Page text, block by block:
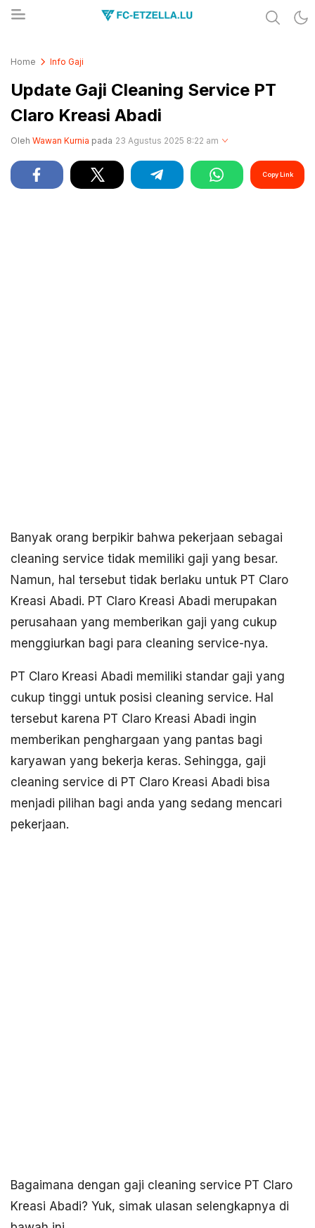
Home Info Gaji
Update Gaji Cleaning Service PT
Claro Kreasi Abadi
Oleh Wawan Kurnia pada 23 Agustus 2025 8:22 am
Copy Link
Banyak orang berpikir bahwa pekerjaan sebagai
cleaning service tidak memiliki gaji yang besar.
Namun, hal tersebut tidak berlaku untuk PT Claro
Kreasi Abadi. PT Claro Kreasi Abadi merupakan
perusahaan yang memberikan gaji yang cukup
menggiurkan bagi para cleaning service-nya.
PT Claro Kreasi Abadi memiliki standar gaji yang
cukup tinggi untuk posisi cleaning service. Hal
tersebut karena PT Claro Kreasi Abadi ingin
memberikan penghargaan yang pantas bagi
karyawan yang bekerja keras. Sehingga, gaji
cleaning service di PT Claro Kreasi Abadi bisa
menjadi pilihan bagi anda yang sedang mencari
pekerjaan.
Bagaimana dengan gaji cleaning service PT Claro
Kreasi Abadi? Yuk, simak ulasan selengkapnya di